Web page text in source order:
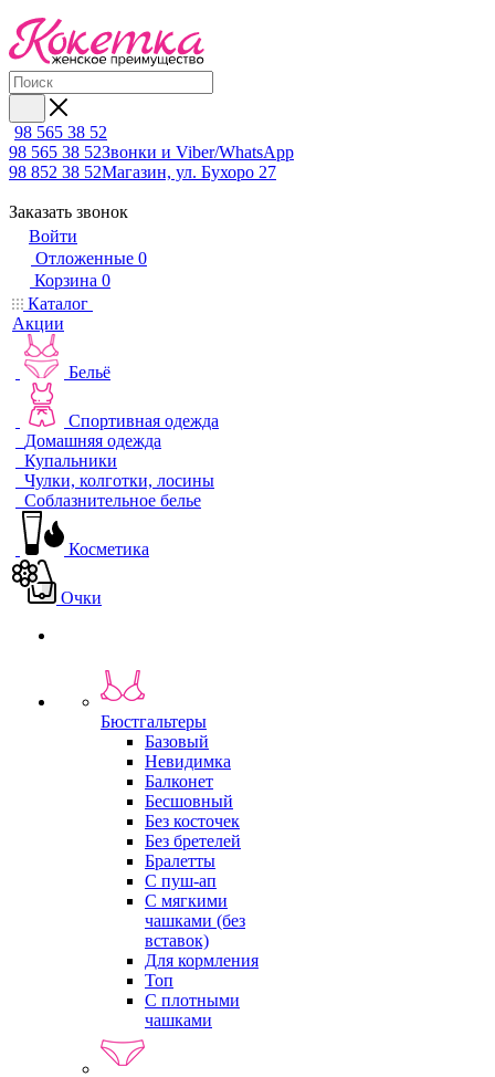
98 565 38 52
98 565 38 52Звонки и Viber/WhatsApp
98 852 38 52Магазин, ул. Бухоро 27
Заказать звонок
Войти
Отложенные 0
Корзина 0
Каталог
Акции
Бельё
Спортивная одежда
Домашняя одежда
Купальники
Чулки, колготки, лосины
Соблазнительное белье
Косметика
Очки
Бюстгальтеры
Базовый
Невидимка
Балконет
Бесшовный
Без косточек
Без бретелей
Бралетты
С пуш-ап
С мягкими
чашками (без
вставок)
Для кормления
Топ
С плотными
чашками